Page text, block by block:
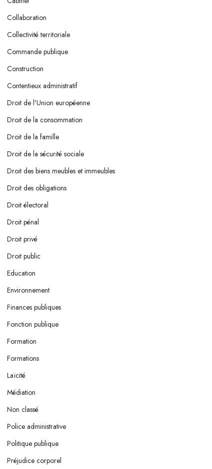
Collaboration
Collectivité territoriale
Commande publique
Construction
Contentieux administratif
Droit de l'Union européenne
Droit de la consommation
Droit de la famille
Droit de la sécurité sociale
Droit des biens meubles et immeubles
Droit des obligations
Droit électoral
Droit pénal
Droit privé
Droit public
Education
Environnement
Finances publiques
Fonction publique
Formation
Formations
Laïcité
Médiation
Non classé
Police administrative
Politique publique
Préjudice corporel